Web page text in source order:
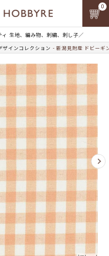
ィ 生地、編み物、刺繍、刺し子／
0
ザインコレクション 新潟見附産 ドビーギ